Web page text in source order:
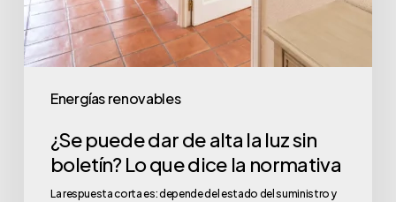
Energías renovables
dice
la
normativa
¿Se puede dar de alta la luz sin
boletín? Lo que dice la normativa
La respuesta corta es: depende del estado del suministro y